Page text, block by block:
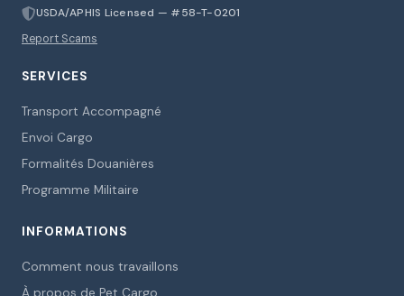
USDA/APHIS Licensed — #58-T-0201
Report Scams
SERVICES
Transport Accompagné
Envoi Cargo
Formalités Douanières
Programme Militaire
INFORMATIONS
Comment nous travaillons
À propos de Pet Cargo